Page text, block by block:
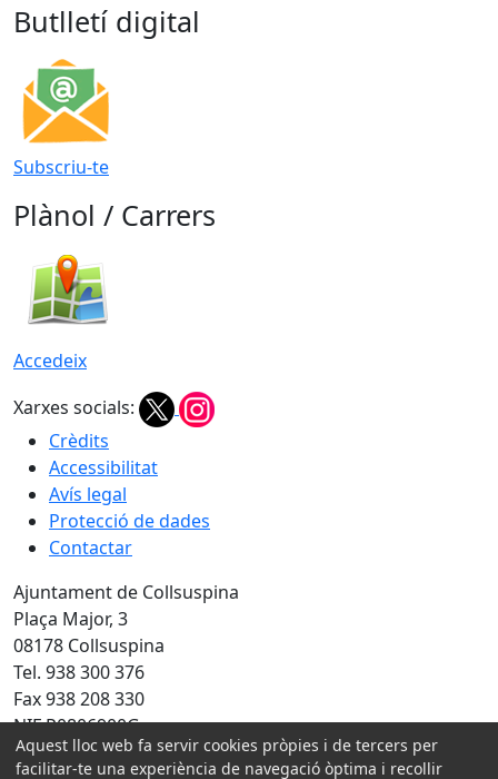
Butlletí digital
Subscriu-te
Plànol / Carrers
Accedeix
Xarxes socials:
Crèdits
Accessibilitat
Avís legal
Protecció de dades
Contactar
Ajuntament de Collsuspina
Plaça Major, 3
08178 Collsuspina
Tel. 938 300 376
Fax 938 208 330
NIF P0806900G
Amb la col·laboració de:
Aquest lloc web fa servir cookies pròpies i de tercers per
facilitar-te una experiència de navegació òptima i recollir